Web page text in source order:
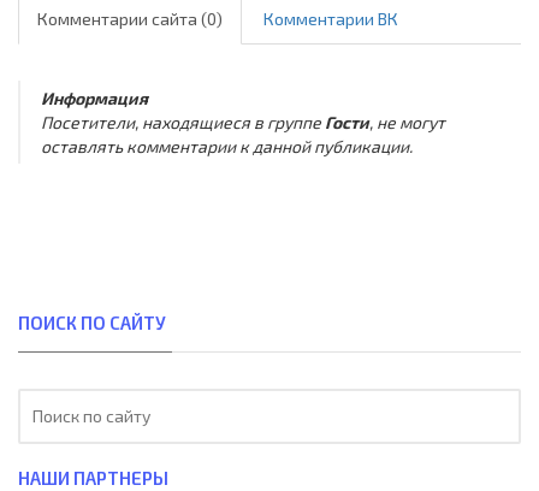
Комментарии сайта (0) Комментарии ВК
Информация
Посетители, находящиеся в группе Гости, не могут
оставлять комментарии к данной публикации.
ПОИСК ПО САЙТУ
НАШИ ПАРТНЕРЫ